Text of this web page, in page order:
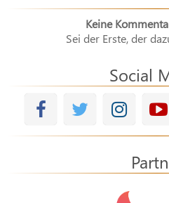
Keine
Sei der Erste, der
Social